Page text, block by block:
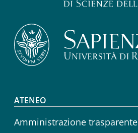
Footer menu
ATENEO
Amministrazione trasparente